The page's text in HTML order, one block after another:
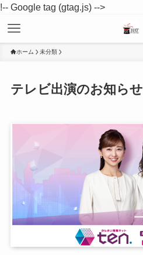
!-- Google tag (gtag.js) -->
ホーム 未分類
テレビ出演のお知らせ